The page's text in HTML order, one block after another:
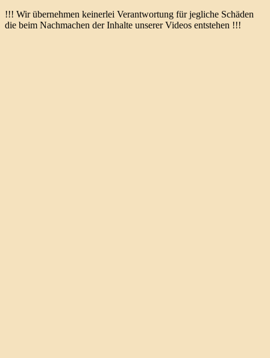
!!! Wir übernehmen keinerlei Verantwortung für jegliche Schäden
die beim Nachmachen der Inhalte unserer Videos entstehen !!!